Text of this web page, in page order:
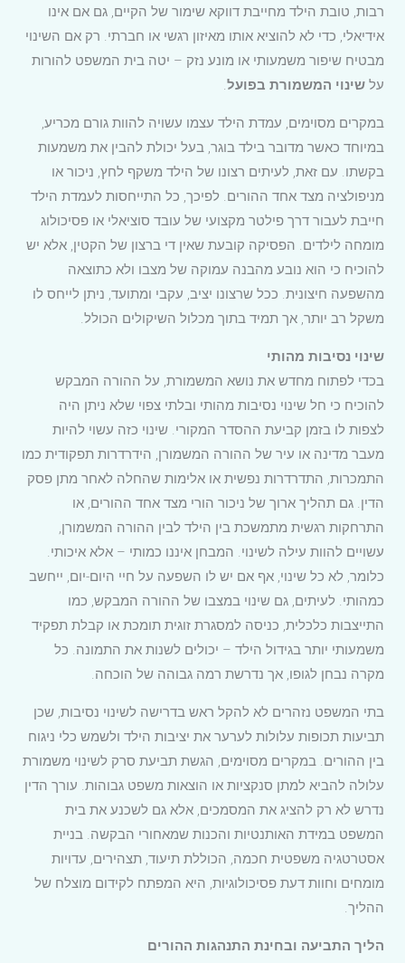
רבות, טובת הילד מחייבת דווקא שימור של הקיים, גם אם אינו
אידיאלי, כדי לא להוציא אותו מאיזון רגשי או חברתי. רק אם השינוי
מבטיח שיפור משמעותי או מונע נזק – יטה בית המשפט להורות
עלשינוי המשמורת בפועל.
במקרים מסוימים, עמדת הילד עצמו עשויה להוות גורם מכריע,
במיוחד כאשר מדובר בילד בוגר, בעל יכולת להבין את משמעות
בקשתו. עם זאת, לעיתים רצונו של הילד משקף לחץ, ניכור או
מניפולציה מצד אחד ההורים. לפיכך, כל התייחסות לעמדת הילד
חייבת לעבור דרך פילטר מקצועי של עובד סוציאלי או פסיכולוג
מומחה לילדים. הפסיקה קובעת שאין די ברצון של הקטין, אלא יש
להוכיח כי הוא נובע מהבנה עמוקה של מצבו ולא כתוצאה
מהשפעה חיצונית. ככל שרצונו יציב, עקבי ומתועד, ניתן לייחס לו
משקל רב יותר, אך תמיד בתוך מכלול השיקולים הכולל.
שינוי נסיבות מהותי
בכדי לפתוח מחדש את נושא המשמורת, על ההורה המבקש
להוכיח כי חל שינוי נסיבות מהותי ובלתי צפוי שלא ניתן היה
לצפות לו בזמן קביעת ההסדר המקורי. שינוי כזה עשוי להיות
מעבר מדינה או עיר של ההורה המשמורן, הידרדרות תפקודית כמו
התמכרות, התדרדרות נפשית או אלימות שהחלה לאחר מתן פסק
הדין. גם תהליך ארוך של ניכור הורי מצד אחד ההורים, או
התרחקות רגשית מתמשכת בין הילד לבין ההורה המשמורן,
עשויים להוות עילה לשינוי. המבחן איננו כמותי – אלא איכותי.
כלומר, לא כל שינוי, אף אם יש לו השפעה על חיי היום-יום, ייחשב
כמהותי. לעיתים, גם שינוי במצבו של ההורה המבקש, כמו
התייצבות כלכלית, כניסה למסגרת זוגית תומכת או קבלת תפקיד
משמעותי יותר בגידול הילד – יכולים לשנות את התמונה. כל
מקרה נבחן לגופו, אך נדרשת רמה גבוהה של הוכחה.
בתי המשפט נזהרים לא להקל ראש בדרישה לשינוי נסיבות, שכן
תביעות תכופות עלולות לערער את יציבות הילד ולשמש כלי ניגוח
בין ההורים. במקרים מסוימים, הגשת תביעת סרק לשינוי משמורת
עלולה להביא למתן סנקציות או הוצאות משפט גבוהות. עורך הדין
נדרש לא רק להציג את המסמכים, אלא גם לשכנע את בית
המשפט במידת האותנטיות והכנות שמאחורי הבקשה. בניית
אסטרטגיה משפטית חכמה, הכוללת תיעוד, תצהירים, עדויות
מומחים וחוות דעת פסיכולוגיות, היא המפתח לקידום מוצלח של
ההליך.
הליך התביעה ובחינת התנהגות ההורים